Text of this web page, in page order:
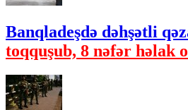
Banqladeşdə dəhşətli
toqquşub, 8 nəfər həlak